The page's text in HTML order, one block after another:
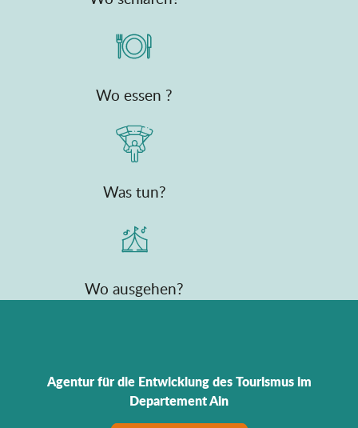
Wo essen ?
Was tun?
Wo ausgehen?
Agentur für die Entwicklung des Tourismus im
Departement Ain